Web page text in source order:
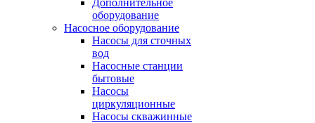
Дополнительное
оборудование
Насосное оборудование
Насосы для сточных
вод
Насосные станции
бытовые
Насосы
циркуляционные
Насосы скважинные